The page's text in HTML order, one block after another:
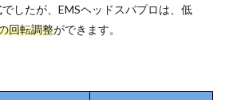
したが、EMSヘッドスパプロは、低
回転調整ができます。